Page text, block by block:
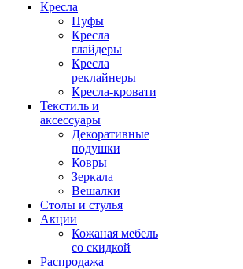
Кресла
Пуфы
Кресла
глайдеры
Кресла
реклайнеры
Кресла-кровати
Текстиль и
аксессуары
Декоративные
подушки
Ковры
Зеркала
Вешалки
Столы и стулья
Акции
Кожаная мебель
со скидкой
Распродажа